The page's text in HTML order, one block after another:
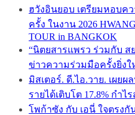
ฮวังอินยอบ เตรียมหอบ
ครั้ง ในงาน 2026
TOUR in BANGKOK
“นิตยสารแพรว ร่วมกับ ส
ข่าวความร่วมมือครั้งยิ่ง
มิสเตอร์. ดี.ไอ.วาย. เผยผ
รายได้เติบโต 17.8% กำไ
โพก้าซัง กับ เอนี่ ใจตรง